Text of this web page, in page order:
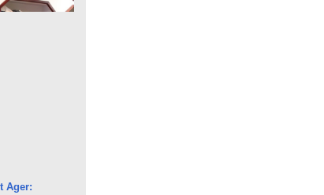
Ager: